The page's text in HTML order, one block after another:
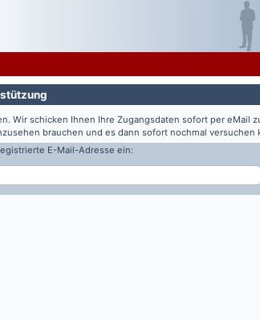
Wir schicken Ihnen Ihre Zugangsdaten sofort per eMail
brauchen und es dann sofort nochmal versuchen
E-Mail-Adresse ein: